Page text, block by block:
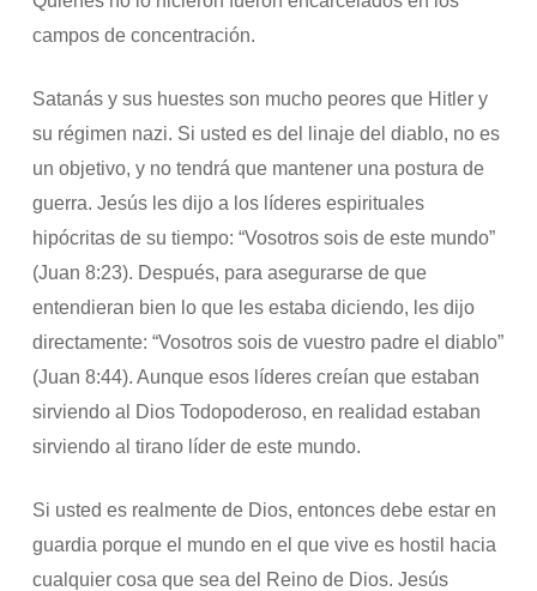
campos de concentración.
Satanás y sus huestes son mucho peores que Hitler y
su régimen nazi. Si usted es del linaje del diablo, no es
un objetivo, y no tendrá que mantener una postura de
guerra. Jesús les dijo a los líderes espirituales
hipócritas de su tiempo: “Vosotros sois de este mundo”
(Juan 8:23). Después, para asegurarse de que
entendieran bien lo que les estaba diciendo, les dijo
directamente: “Vosotros sois de vuestro padre el diablo”
(Juan 8:44). Aunque esos líderes creían que estaban
sirviendo al Dios Todopoderoso, en realidad estaban
sirviendo al tirano líder de este mundo.
Si usted es realmente de Dios, entonces debe estar en
guardia porque el mundo en el que vive es hostil hacia
cualquier cosa que sea del Reino de Dios. Jesús